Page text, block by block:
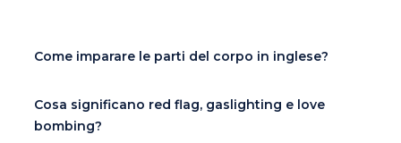
Come imparare le parti del corpo in inglese?
Cosa significano red flag, gaslighting e love
bombing?